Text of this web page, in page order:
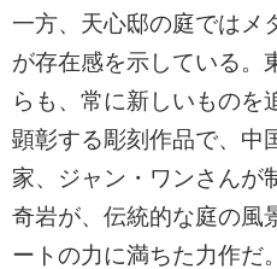
一方、天心邸の庭ではメ
が存在感を示している。
らも、常に新しいものを
顕彰する彫刻作品で、中
家、ジャン・ワンさんが
奇岩が、伝統的な庭の風
ートの力に満ちた力作だ。